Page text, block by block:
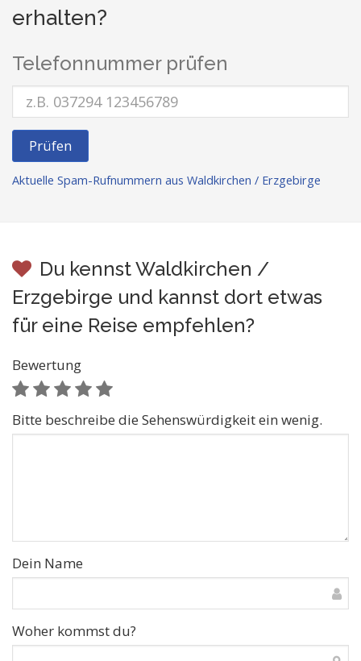
erhalten?
Telefonnummer prüfen
Prüfen
Aktuelle Spam-Rufnummern aus Waldkirchen / Erzgebirge
Du kennst Waldkirchen /
Erzgebirge und kannst dort etwas
für eine Reise empfehlen?
Bewertung
Bitte beschreibe die Sehenswürdigkeit ein wenig.
Dein Name
Woher kommst du?